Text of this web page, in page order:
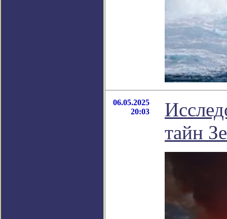
06.05.2025
20:03
тайн